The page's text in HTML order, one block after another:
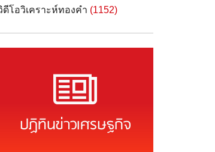
ดีโอวิเคราะห์ทองคำ (1152)
ปฏิทินข่าวเศรษฐกิจ